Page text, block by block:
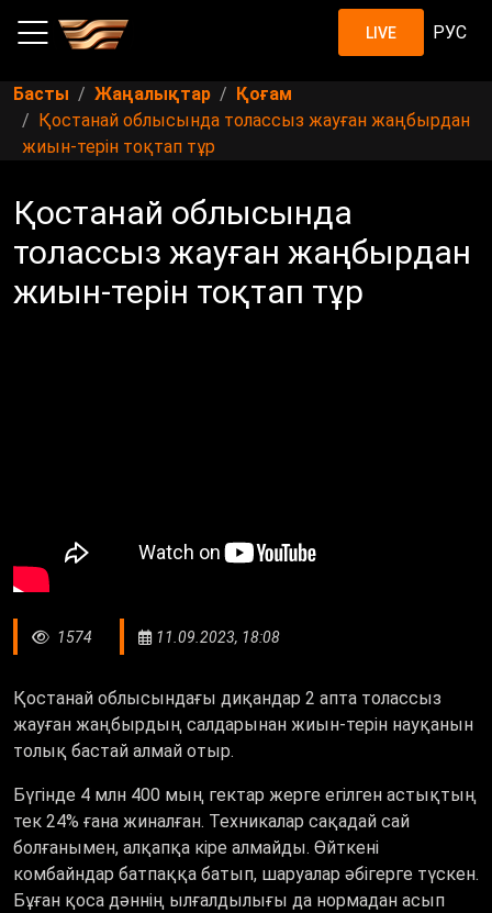
LIVE РУС
Басты Жаңалықтар
Қоғам
Қостанай облысында толассыз жауған жаңбырдан
жиын-терін тоқтап тұр
Қостанай облысында
толассыз жауған жаңбырдан
жиын-терін тоқтап тұр
1574 11.09.2023, 18:08
Қостанай облысындағы диқандар 2 апта толассыз
жауған жаңбырдың салдарынан жиын-терін науқанын
толық бастай алмай отыр.
Бүгінде 4 млн 400 мың гектар жерге егілген астықтың
тек 24% ғана жиналған. Техникалар сақадай сай
болғанымен, алқапқа кіре алмайды. Өйткені
комбайндар батпаққа батып, шаруалар әбігерге түскен.
Бұған қоса дәннің ылғалдылығы да нормадан асып